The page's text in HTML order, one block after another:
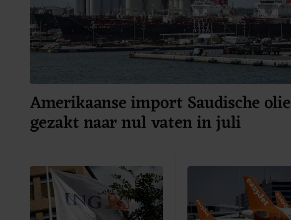
Amerikaanse import Saudische olie
gezakt naar nul vaten in juli